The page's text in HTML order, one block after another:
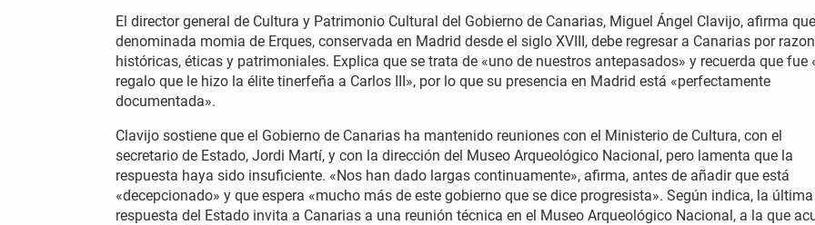
El director general de Cultura y Patrimonio Cultural del Gobierno de Canarias, Miguel Ángel Clavijo, afirma
denominada momia de Erques, conservada en Madrid desde el siglo XVIII, debe regresar a Canarias por
históricas, éticas y patrimoniales. Explica que se trata de «uno de nuestros antepasados» y recuerda que fue
regalo que le hizo la élite tinerfeña a Carlos III», por lo que su presencia en Madrid está «perfectamente
documentada».
Clavijo sostiene que el Gobierno de Canarias ha mantenido reuniones con el Ministerio de Cultura, con el
secretario de Estado, Jordi Martí, y con la dirección del Museo Arqueológico Nacional, pero lamenta que la
respuesta haya sido insuficiente. «Nos han dado largas continuamente», afirma, antes de añadir que está
«decepcionado» y que espera «mucho más de este gobierno que se dice progresista». Según indica, la última
respuesta del Estado invita a Canarias a una reunión técnica en el Museo Arqueológico Nacional, a la que